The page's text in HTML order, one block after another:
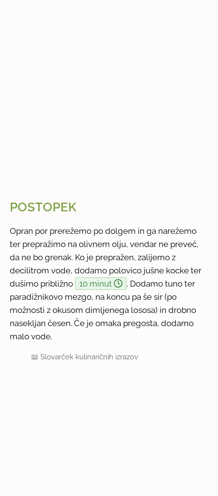
POSTOPEK
Opran por prerežemo po dolgem in ga narežemo
ter prepražimo na olivnem olju, vendar ne preveč,
da ne bo grenak. Ko je prepražen, zalijemo z
decilitrom vode, dodamo polovico jušne kocke ter
dušimo približno
10 minut
. Dodamo tuno ter
paradižnikovo mezgo, na koncu pa še sir (po
možnosti z okusom dimljenega lososa) in drobno
nasekljan česen. Če je omaka pregosta, dodamo
malo vode.
📖Slovarček kulinaričnih izrazov